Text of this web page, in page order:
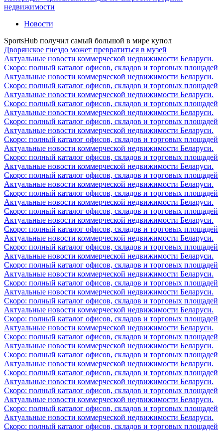
недвижимости
Новости
SportsHub получил самый большой в мире купол
Дворянское гнездо может превратиться в музей
Актуальные новости коммерческой недвижимости Беларуси.
Скоро: полный каталог офисов, складов и торговых площадей
Актуальные новости коммерческой недвижимости Беларуси.
Скоро: полный каталог офисов, складов и торговых площадей
Актуальные новости коммерческой недвижимости Беларуси.
Скоро: полный каталог офисов, складов и торговых площадей
Актуальные новости коммерческой недвижимости Беларуси.
Скоро: полный каталог офисов, складов и торговых площадей
Актуальные новости коммерческой недвижимости Беларуси.
Скоро: полный каталог офисов, складов и торговых площадей
Актуальные новости коммерческой недвижимости Беларуси.
Скоро: полный каталог офисов, складов и торговых площадей
Актуальные новости коммерческой недвижимости Беларуси.
Скоро: полный каталог офисов, складов и торговых площадей
Актуальные новости коммерческой недвижимости Беларуси.
Скоро: полный каталог офисов, складов и торговых площадей
Актуальные новости коммерческой недвижимости Беларуси.
Скоро: полный каталог офисов, складов и торговых площадей
Актуальные новости коммерческой недвижимости Беларуси.
Скоро: полный каталог офисов, складов и торговых площадей
Актуальные новости коммерческой недвижимости Беларуси.
Скоро: полный каталог офисов, складов и торговых площадей
Актуальные новости коммерческой недвижимости Беларуси.
Скоро: полный каталог офисов, складов и торговых площадей
Актуальные новости коммерческой недвижимости Беларуси.
Скоро: полный каталог офисов, складов и торговых площадей
Актуальные новости коммерческой недвижимости Беларуси.
Скоро: полный каталог офисов, складов и торговых площадей
Актуальные новости коммерческой недвижимости Беларуси.
Скоро: полный каталог офисов, складов и торговых площадей
Актуальные новости коммерческой недвижимости Беларуси.
Скоро: полный каталог офисов, складов и торговых площадей
Актуальные новости коммерческой недвижимости Беларуси.
Скоро: полный каталог офисов, складов и торговых площадей
Актуальные новости коммерческой недвижимости Беларуси.
Скоро: полный каталог офисов, складов и торговых площадей
Актуальные новости коммерческой недвижимости Беларуси.
Скоро: полный каталог офисов, складов и торговых площадей
Актуальные новости коммерческой недвижимости Беларуси.
Скоро: полный каталог офисов, складов и торговых площадей
Актуальные новости коммерческой недвижимости Беларуси.
Скоро: полный каталог офисов, складов и торговых площадей